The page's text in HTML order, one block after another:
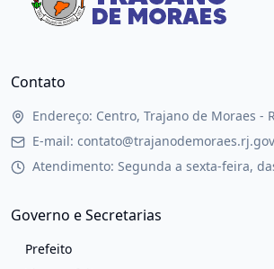
Contato
Endereço: Centro, Trajano de Moraes -
E-mail:
Atendimento: Segunda a sexta-feira,
Governo e Secretarias
Prefeito